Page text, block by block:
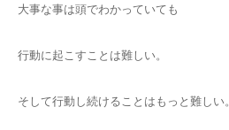
大事な事は頭でわかっていても
行動に起こすことは難しい。
そして行動し続けることはもっと難しい。